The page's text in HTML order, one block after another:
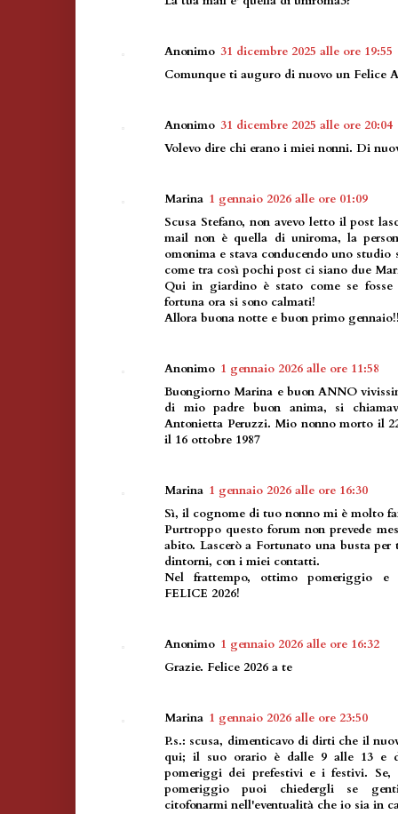
Anonimo 31 dicembre 2025 alle ore 19:55
Comunque ti auguro di nuovo un Felice
Anonimo 31 dicembre 2025 alle ore 20:04
Volevo dire chi erano i miei nonni. Di
Marina 1 gennaio 2026 alle ore 01:09
Scusa Stefano, non avevo letto il post
mail non è quella di uniroma, la
omonima e stava conducendo uno
come tra così pochi post ci siano due
Qui in giardino è stato come se fosse
fortuna ora si sono calmati!
Allora buona notte e buon primo
Anonimo 1 gennaio 2026 alle ore 11:58
Buongiorno Marina e buon ANNO
di mio padre buon anima, si
Antonietta Peruzzi. Mio nonno morto il
il 16 ottobre 1987
Marina 1 gennaio 2026 alle ore 16:30
Sì, il cognome di tuo nonno mi è molto
Purtroppo questo forum non prevede
abito. Lascerò a Fortunato una busta per
dintorni, con i miei contatti.
Nel frattempo, ottimo pomeriggio e
FELICE 2026!
Anonimo 1 gennaio 2026 alle ore 16:32
Grazie. Felice 2026 a te
Marina 1 gennaio 2026 alle ore 23:50
P.s.: scusa, dimenticavo di dirti che il
qui; il suo orario è dalle 9 alle 13 e
pomeriggi dei prefestivi e i festivi. Se,
pomeriggio puoi chiedergli se
citofonarmi nell'eventualità che io sia in